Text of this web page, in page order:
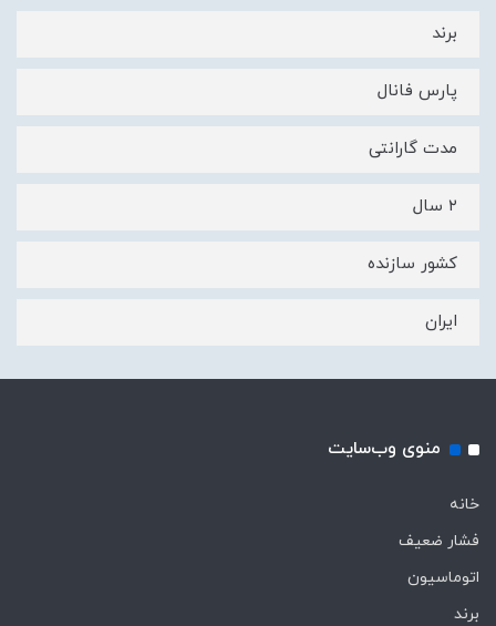
برند
پارس فانال
مدت گارانتی
۲ سال
کشور سازنده
ایران
منوی وب‌سایت
خانه
فشار ضعیف
اتوماسیون
برند